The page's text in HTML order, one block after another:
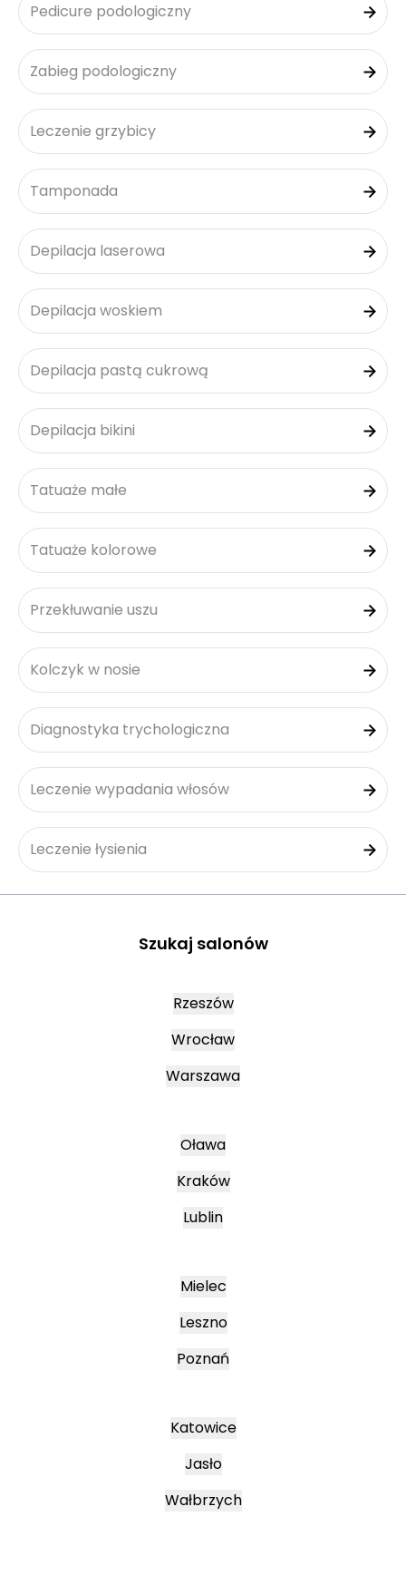
Pedicure podologiczny
Zabieg podologiczny
Leczenie grzybicy
Tamponada
Depilacja laserowa
Depilacja woskiem
Depilacja pastą cukrową
Depilacja bikini
Tatuaże małe
Tatuaże kolorowe
Przekłuwanie uszu
Kolczyk w nosie
Diagnostyka trychologiczna
Leczenie wypadania włosów
Leczenie łysienia
Szukaj salonów
Rzeszów
Wrocław
Warszawa
Oława
Kraków
Lublin
Mielec
Leszno
Poznań
Katowice
Jasło
Wałbrzych